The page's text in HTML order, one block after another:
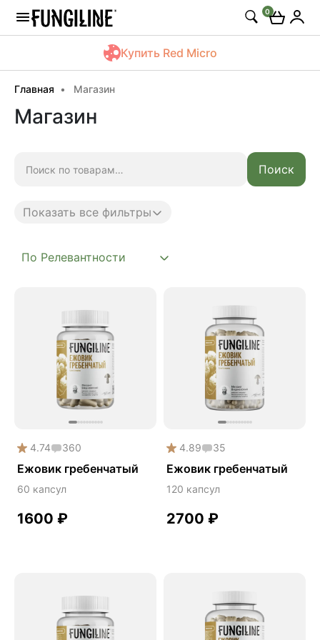
0
Купить Red Micro
Главная Магазин
Магазин
Поиск
Показать все фильтры
Daily
Mushroom
Phyto
Premium
Solution
Акция
Антипаразит
Антистресс
Гормональный баланс
Готу кола
4.74 360
Ежовик гребенчатый
60 капсул
1600 ₽
4.89 35
Ежовик гребенчатый
120 капсул
2700 ₽